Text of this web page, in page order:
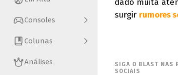
Consoles
Colunas
Análises
dado muita
surgir rumores
SIGA O BLAST NAS
SOCIAIS